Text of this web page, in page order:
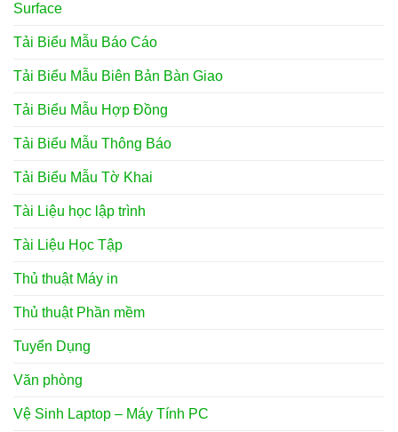
Surface
Tải Biểu Mẫu Báo Cáo
Tải Biểu Mẫu Biên Bản Bàn Giao
Tải Biểu Mẫu Hợp Đồng
Tải Biểu Mẫu Thông Báo
Tải Biểu Mẫu Tờ Khai
Tài Liệu học lập trình
Tài Liệu Học Tập
Thủ thuật Máy in
Thủ thuật Phần mềm
Tuyển Dụng
Văn phòng
Vệ Sinh Laptop – Máy Tính PC